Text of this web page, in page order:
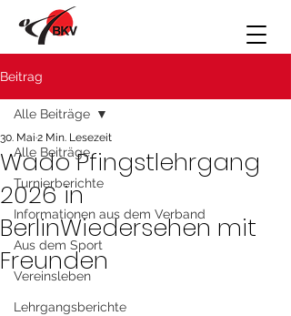
Beitrag
Alle Beiträge
Turnierberichte
Informationen aus dem Verband
Aus dem Sport
Vereinsleben
Lehrgangsberichte
Alle Beiträge
Wado Pfingstlehrgang
2026 in
BerlinWiedersehen mit
Freunden
30. Mai 2 Min. Lesezeit